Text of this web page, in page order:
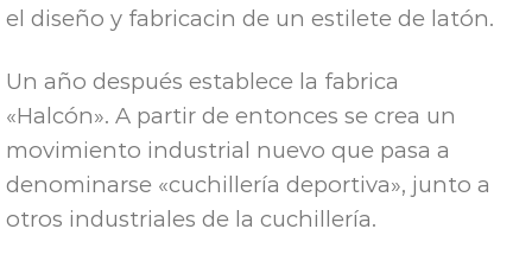
el diseño y fabricacin de un estilete de latón.
Un año después establece la fabrica
«Halcón». A partir de entonces se crea un
movimiento industrial nuevo que pasa a
denominarse «cuchillería deportiva», junto a
otros industriales de la cuchillería.